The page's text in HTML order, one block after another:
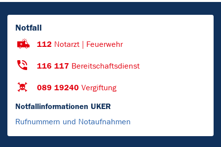
Notfall
112 Notarzt | Feuerwehr
116 117 Bereitschaftsdienst
089 19240 Vergiftung
Notfallinformationen UKER
Rufnummern und Notaufnahmen